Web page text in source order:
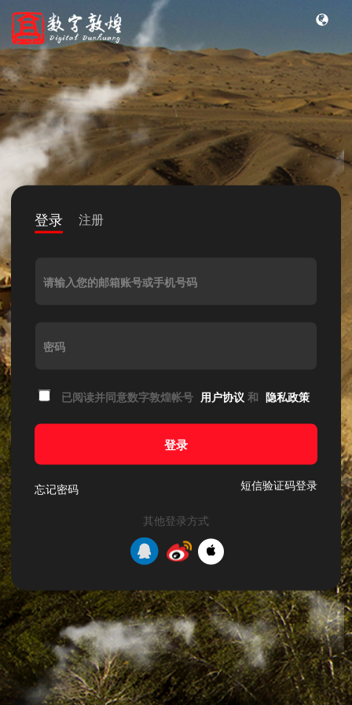
登录 注册
请输入您的邮箱账号或手机号码
密码
已阅读并同意数字敦煌帐号 用户协议 和 隐私政策
登录
忘记密码 短信验证码登录
其他登录方式